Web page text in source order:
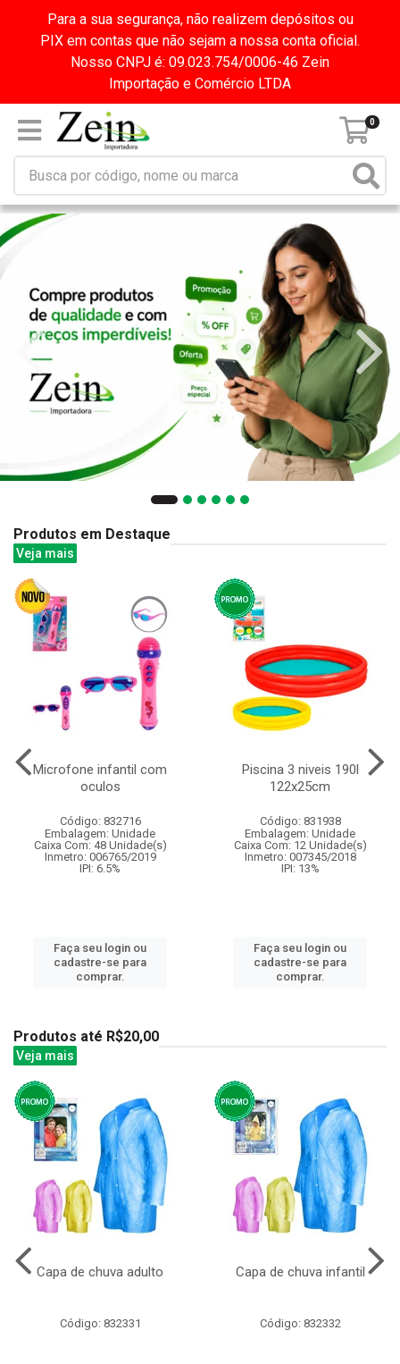
Para a sua segurança, não realizem depósitos ou
PIX em contas que não sejam a nossa conta oficial.
Nosso CNPJ é: 09.023.754/0006-46 Zein
Importação e Comércio LTDA
0
Produtos em Destaque
Veja mais
Microfone infantil com
oculos
Código: 832716
Embalagem: Unidade
Caixa Com: 48 Unidade(s)
Inmetro: 006765/2019
IPI: 6.5%
Faça seu login ou
cadastre-se para
comprar.
Piscina 3 niveis 190l
122x25cm
Código: 831938
Embalagem: Unidade
Caixa Com: 12 Unidade(s)
Inmetro: 007345/2018
IPI: 13%
Faça seu login ou
cadastre-se para
comprar.
Produtos até R$20,00
Veja mais
Capa de chuva adulto
Código: 832331
Capa de chuva infantil
Código: 832332